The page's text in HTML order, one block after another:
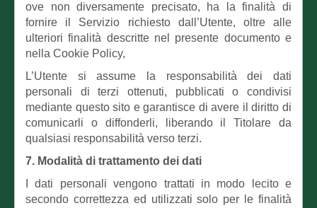
ove non diversamente precisato, ha la finalità di
fornire il Servizio richiesto dall’Utente, oltre alle
ulteriori finalità descritte nel presente documento e
nella Cookie Policy,
L’Utente si assume la responsabilità dei dati
personali di terzi ottenuti, pubblicati o condivisi
mediante questo sito e garantisce di avere il diritto di
comunicarli o diffonderli, liberando il Titolare da
qualsiasi responsabilità verso terzi.
7. Modalità di trattamento dei dati
I dati personali vengono trattati in modo lecito e
secondo correttezza ed utilizzati solo per le finalità